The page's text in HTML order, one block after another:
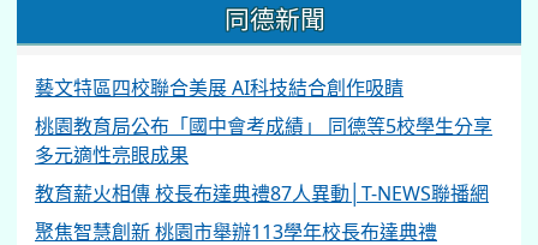
同德新聞
藝文特區四校聯合美展 AI科技結合創作吸睛
桃園教育局公布「國中會考成績」 同德等5校學生分享
多元適性亮眼成果
教育薪火相傳 校長布達典禮87人異動│T-NEWS聯播網
聚焦智慧創新 桃園市舉辦113學年校長布達典禮